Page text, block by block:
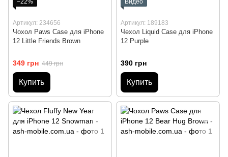
−22%
Артикул: 234656
Чохол Paws Case для iPhone
12 Little Friends Brown
349 грн 449 грн
Купить
Видео
Артикул: 189183
Чехол Liquid Case для iPhone
12 Purple
390 грн
Купить